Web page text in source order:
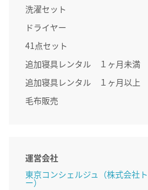
洗濯セット
ドライヤー
41点セット
追加寝具レンタル １ヶ月未満
追加寝具レンタル １ヶ月以上
毛布販売
運営会社
東京コンシェルジュ（株式会社
ー）